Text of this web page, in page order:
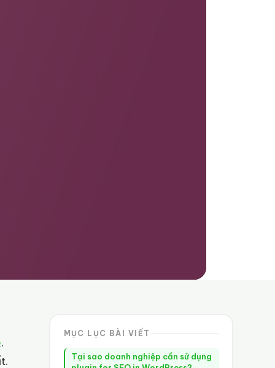
,
MỤC LỤC BÀI VIẾT
Tại sao doanh nghiệp cần sử dụng